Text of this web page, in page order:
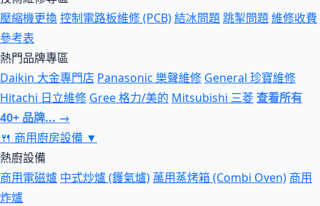
壓縮機更換控制電路板維修 (PCB)結冰問題跳掣問題維修收費
參考表
熱門品牌專區
Daikin 大金專門店 Panasonic 樂聲維修 General 珍寶維修
Hitachi 日立維修 Gree 格力/美的 Mitsubishi 三菱查看所有
40+ 品牌... →
🍴 商用廚房設備 ▼
熱廚設備
商用電磁爐 中式炒爐 (鑊氣爐) 萬用蒸烤箱 (Combi Oven) 商用
炸爐